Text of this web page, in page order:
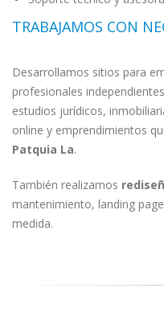
TRABAJAMOS CON
Desarrollamos sitios para
profesionales
estudios jurídicos,
online y emprendimientos
Patquia La.
También realizamos
mantenimiento, landing
medida.